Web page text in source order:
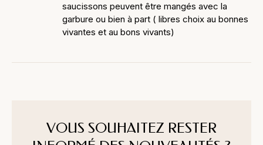
saucissons peuvent être mangés avec la
garbure ou bien à part ( libres choix au bonnes
vivantes et au bons vivants)
VOUS SOUHAITEZ RESTER